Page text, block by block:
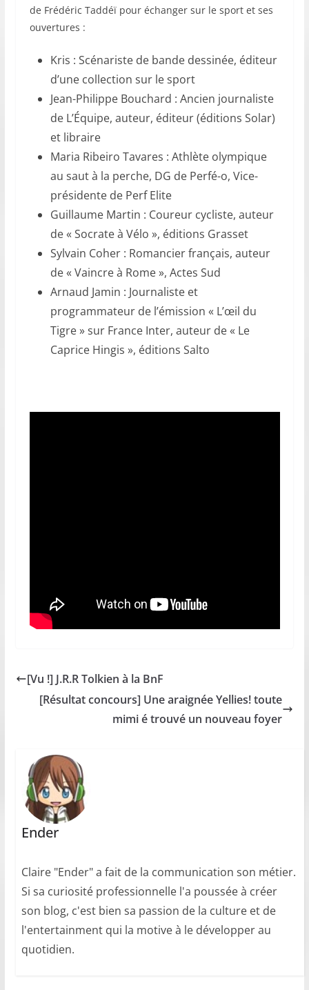
de Frédéric Taddéï pour échanger sur le sport et ses
ouvertures :
Kris : Scénariste de bande dessinée, éditeur
d’une collection sur le sport
Jean-Philippe Bouchard : Ancien journaliste
de L’Équipe, auteur, éditeur (éditions Solar)
et libraire
Maria Ribeiro Tavares : Athlète olympique
au saut à la perche, DG de Perfé-o, Vice-
présidente de Perf Elite
Guillaume Martin : Coureur cycliste, auteur
de « Socrate à Vélo », éditions Grasset
Sylvain Coher : Romancier français, auteur
de « Vaincre à Rome », Actes Sud
Arnaud Jamin : Journaliste et
programmateur de l’émission « L’œil du
Tigre » sur France Inter, auteur de « Le
Caprice Hingis », éditions Salto
[Vu !] J.R.R Tolkien à la BnF
[Résultat concours] Une araignée Yellies! toute
mimi é trouvé un nouveau foyer
Ender
Claire "Ender" a fait de la communication son métier.
Si sa curiosité professionnelle l'a poussée à créer
son blog, c'est bien sa passion de la culture et de
l'entertainment qui la motive à le développer au
quotidien.